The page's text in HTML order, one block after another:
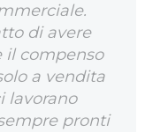
di avere
il compenso
a vendita
lavorano
pronti